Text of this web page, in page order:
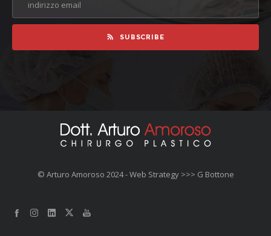
SUBSCRIBE
© Arturo Amoroso 2024 - Web Strategy >>> G Bottone